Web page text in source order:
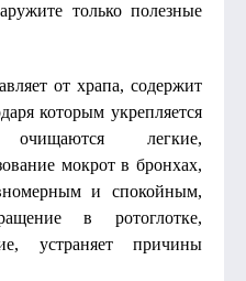
только полезные
от храпа, содержит
которым укрепляется
легкие,
мокрот в бронхах,
и спокойным,
в ротоглотке,
устраняет причины